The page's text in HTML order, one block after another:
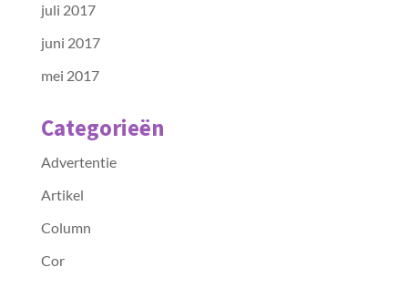
juli 2017
juni 2017
mei 2017
Categorieën
Advertentie
Artikel
Column
Cor